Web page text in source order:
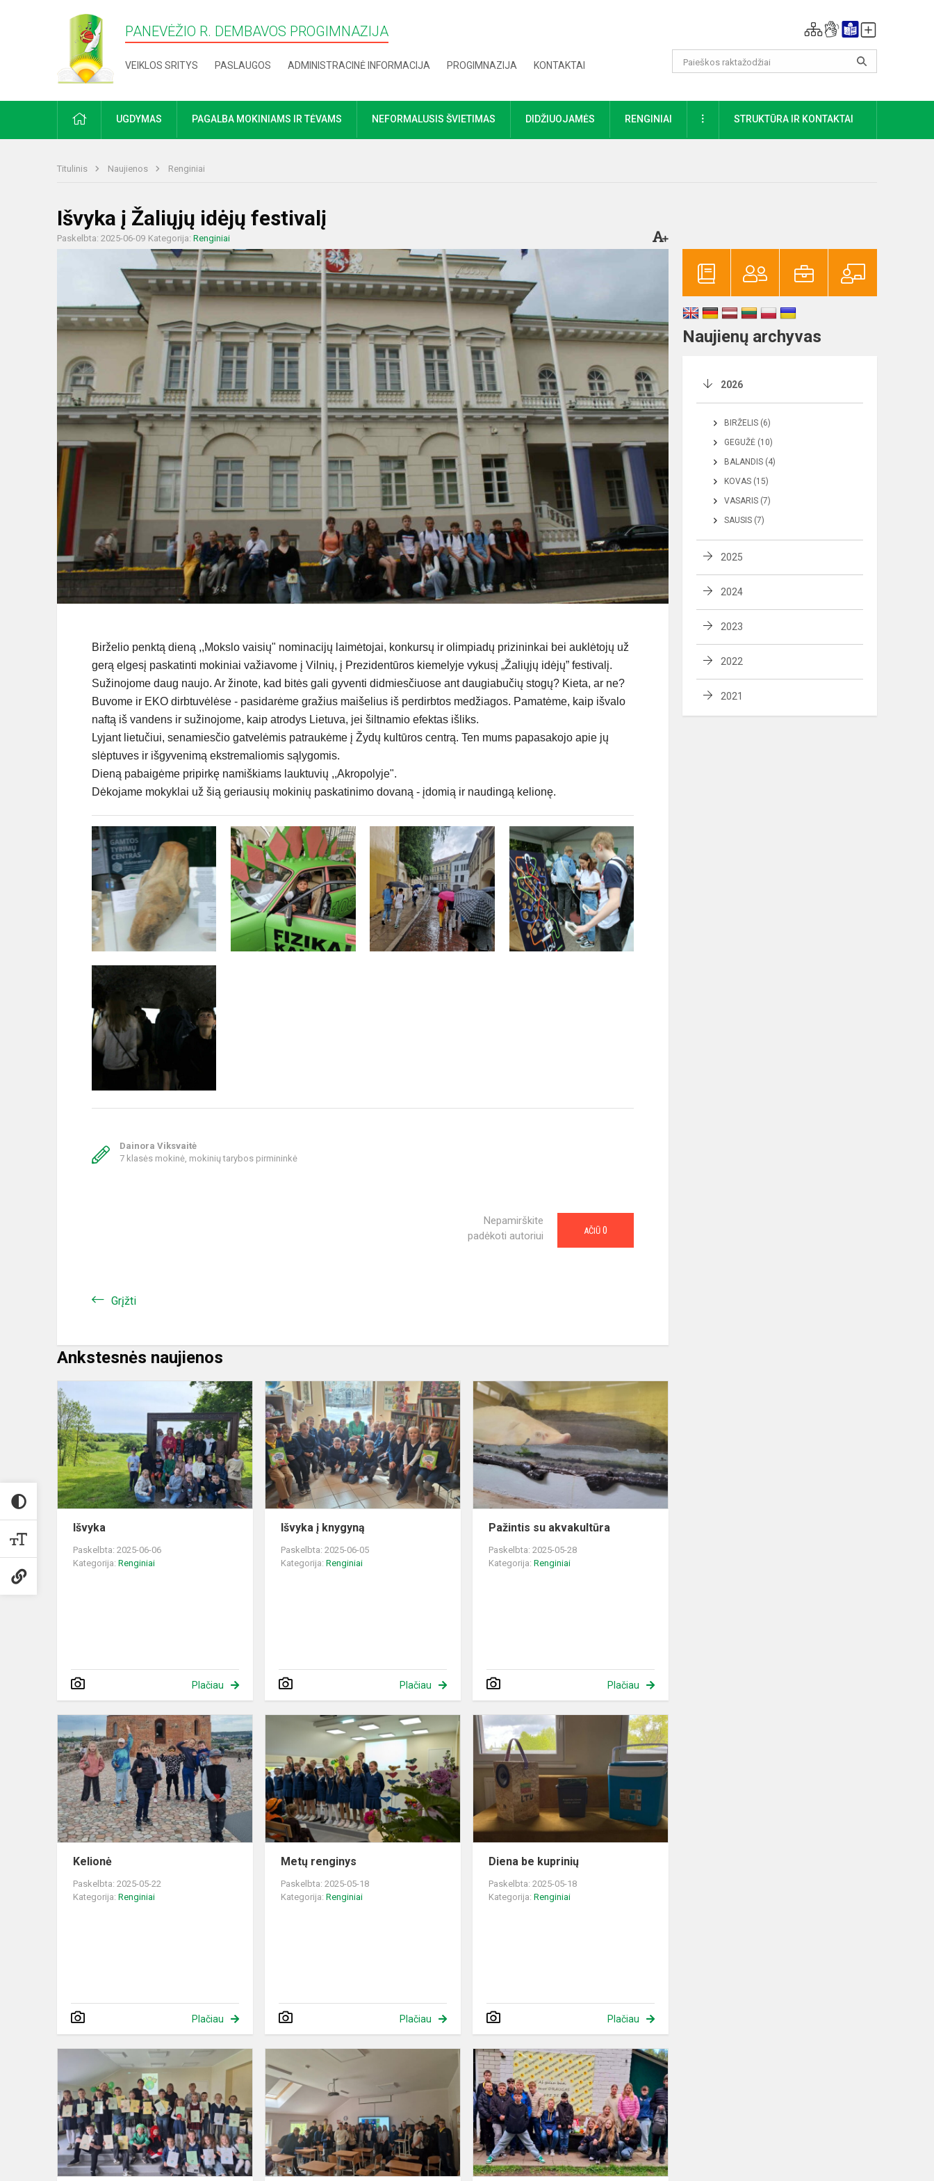
PANEVĖŽIO R. DEMBAVOS PROGIMNAZIJA
VEIKLOS SRITYS PASLAUGOS ADMINISTRACINĖ INFORMACIJA PROGIMNAZIJA KONTAKTAI
PRADŽIAUGDYMAS PAGALBA MOKINIAMS IR TĖVAMS NEFORMALUSIS ŠVIETIMAS DIDŽIUOJAMĖS RENGINIAI DAUGIAUSTRUKTŪRA IR KONTAKTAI
Titulinis Naujienos Renginiai
Išvyka į Žaliųjų idėjų festivalį
Paskelbta: 2025-06-09 Kategorija: Renginiai
Birželio penktą dieną ,,Mokslo vaisių" nominacijų laimėtojai, konkursų ir olimpiadų prizininkai bei auklėtojų už
gerą elgesį paskatinti mokiniai važiavome į Vilnių, į Prezidentūros kiemelyje vykusį „Žaliųjų idėjų” festivalį.
Sužinojome daug naujo. Ar žinote, kad bitės gali gyventi didmiesčiuose ant daugiabučių stogų? Kieta, ar ne?
Buvome ir EKO dirbtuvėlėse - pasidarėme gražius maišelius iš perdirbtos medžiagos. Pamatėme, kaip išvalo
naftą iš vandens ir sužinojome, kaip atrodys Lietuva, jei šiltnamio efektas išliks.
Lyjant lietučiui, senamiesčio gatvelėmis patraukėme į Žydų kultūros centrą. Ten mums papasakojo apie jų
slėptuves ir išgyvenimą ekstremaliomis sąlygomis.
Dieną pabaigėme pripirkę namiškiams lauktuvių ,,Akropolyje".
Dėkojame mokyklai už šią geriausių mokinių paskatinimo dovaną - įdomią ir naudingą kelionę.
Dainora Viksvaitė
7 klasės mokinė, mokinių tarybos pirmininkė
Nepamirškite
padėkoti autoriui
AČIŪ 0
Grįžti
Ankstesnės naujienos
Išvyka
Išvyka
Paskelbta: 2025-06-06
Kategorija: Renginiai
Plačiau
Išvyka
į
Išvyka į knygyną
Paskelbta: 2025-06-05
Kategorija:Renginiai
Plačiau
Pažintis su akvakultūra
Paskelbta: 2025-05-28
Kategorija:Renginiai
Plačiau
Kelionė
Paskelbta: 2025-05-22
Kategorija: Renginiai
Plačiau
Metų
renginys
Metų renginys
Paskelbta: 2025-05-18
Kategorija:Renginiai
Plačiau
Diena
be
kuprinių
Diena be kuprinių
Paskelbta: 2025-05-18
Kategorija:Renginiai
Plačiau
išjudinsiu
Žemės
rutulį”
Paskaita
Įdomi
išvyka
Naujienų archyvas
2026
BIRŽELIS (6)
GEGUŽĖ (10)
BALANDIS (4)
KOVAS (15)
VASARIS (7)
SAUSIS (7)
2025
2024
2023
2022
2021